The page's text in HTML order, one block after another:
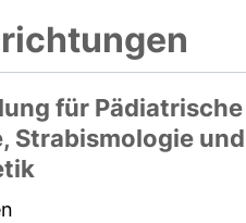
für Pädiatrische
Strabismologie und